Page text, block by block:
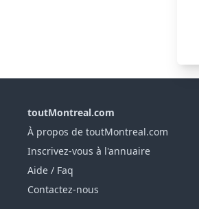
toutMontreal.com
À propos de toutMontreal.com
Inscrivez-vous à l'annuaire
Aide / Faq
Contactez-nous